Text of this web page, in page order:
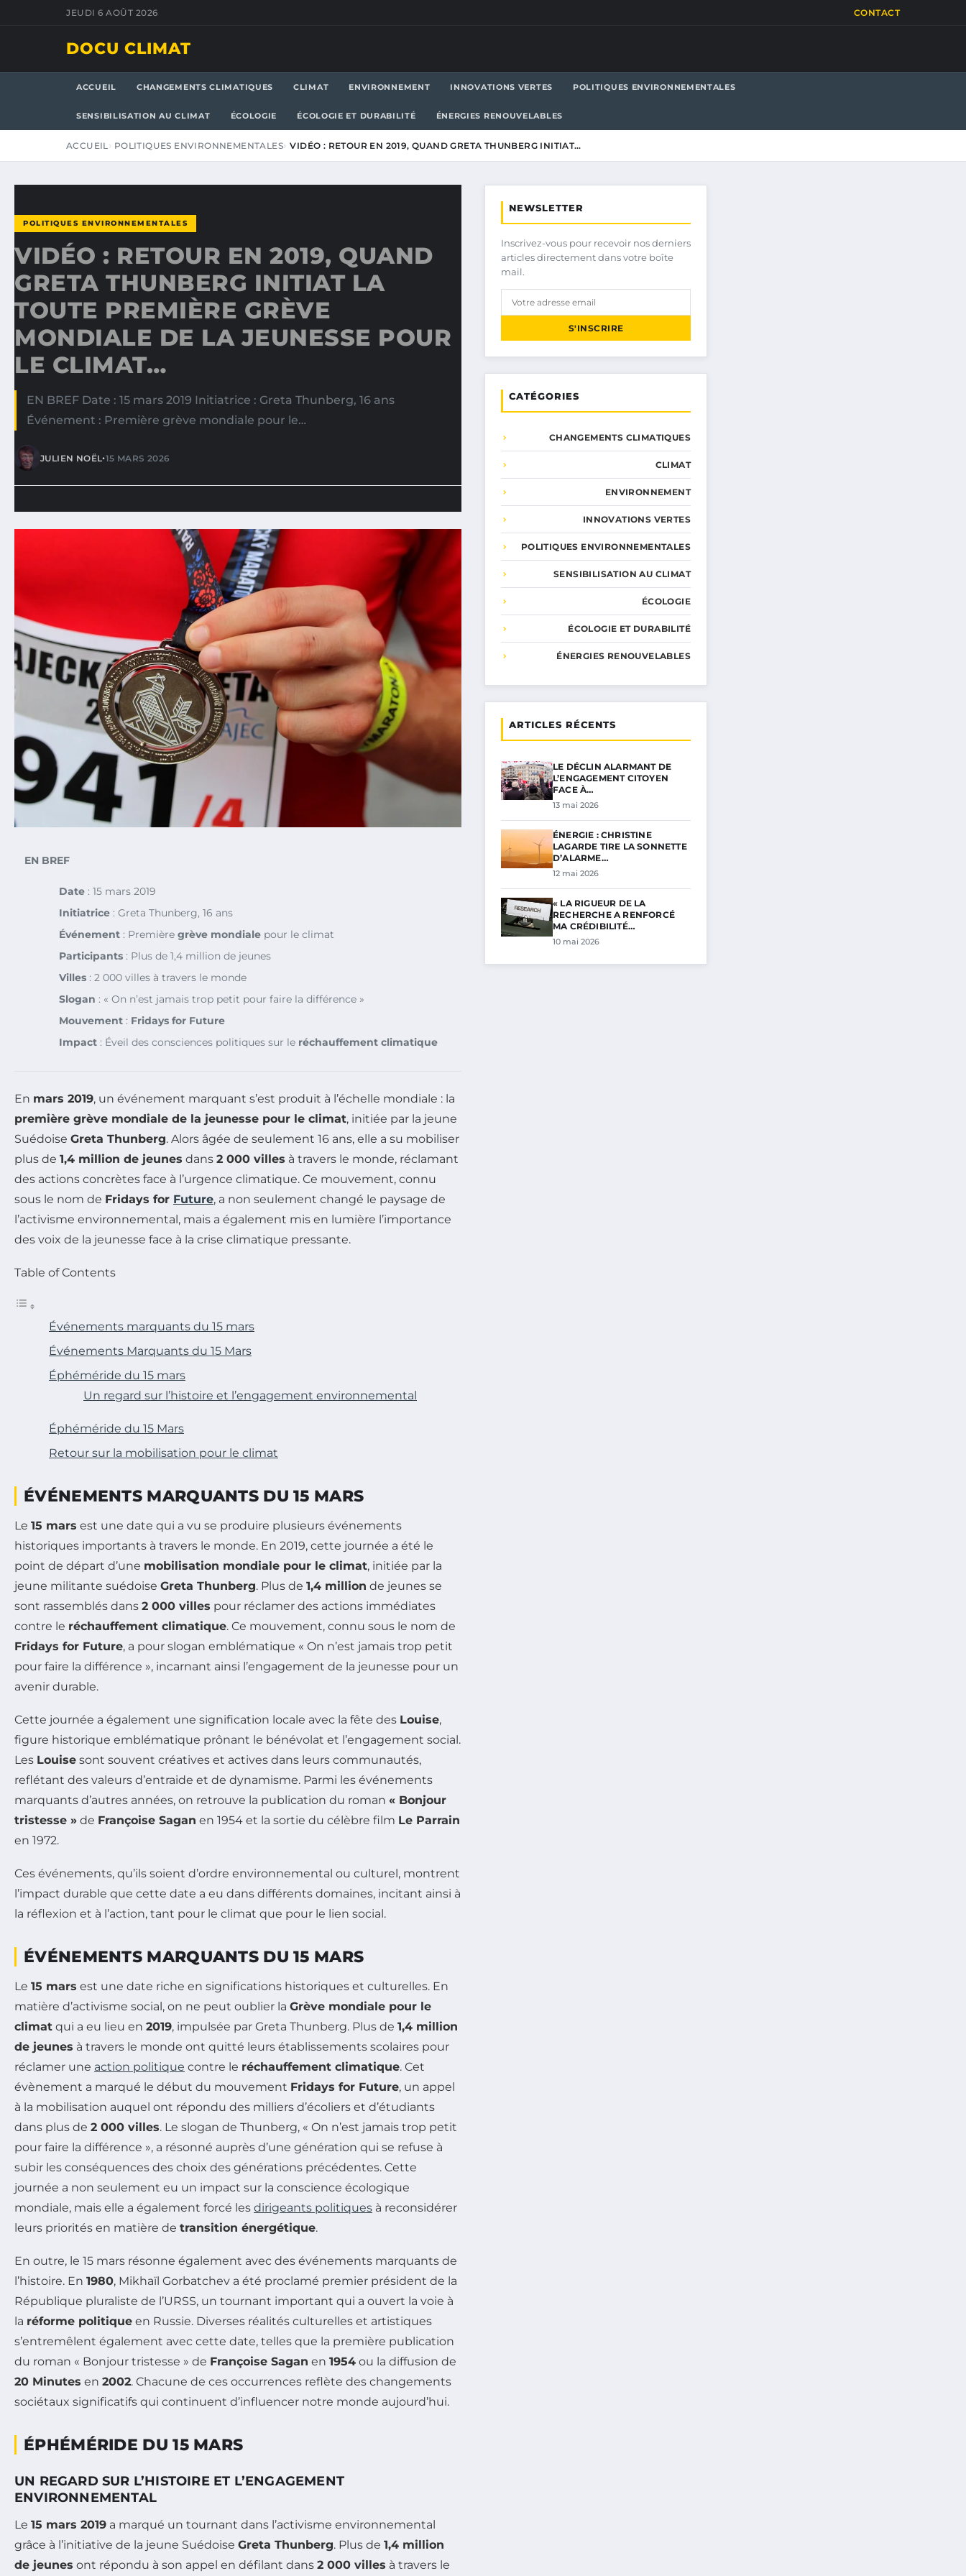
JEUDI 6 AOÛT 2026 CONTACT
DOCU CLIMAT
ACCUEIL CHANGEMENTS CLIMATIQUES CLIMAT ENVIRONNEMENT INNOVATIONS VERTES POLITIQUES ENVIRONNEMENTALES
SENSIBILISATION AU CLIMAT ÉCOLOGIE ÉCOLOGIE ET DURABILITÉ ÉNERGIES RENOUVELABLES
ACCUEIL POLITIQUES ENVIRONNEMENTALES VIDÉO : RETOUR EN 2019, QUAND GRETA THUNBERG INITIAT…
POLITIQUES ENVIRONNEMENTALES
VIDÉO : RETOUR EN 2019, QUAND
GRETA THUNBERG INITIAT LA
TOUTE PREMIÈRE GRÈVE
MONDIALE DE LA JEUNESSE POUR
LE CLIMAT…
EN BREF Date : 15 mars 2019 Initiatrice : Greta Thunberg, 16 ans
Événement : Première grève mondiale pour le…
JULIEN NOËL•15 MARS 2026
EN BREF
Date : 15 mars 2019
Initiatrice : Greta Thunberg, 16 ans
Événement : Première grève mondiale pour le climat
Participants : Plus de 1,4 million de jeunes
Villes : 2 000 villes à travers le monde
Slogan : « On n’est jamais trop petit pour faire la différence »
Mouvement : Fridays for Future
Impact : Éveil des consciences politiques sur le réchauffement climatique
En mars 2019, un événement marquant s’est produit à l’échelle mondiale : la
première grève mondiale de la jeunesse pour le climat, initiée par la jeune
Suédoise Greta Thunberg. Alors âgée de seulement 16 ans, elle a su mobiliser
plus de 1,4 million de jeunes dans 2 000 villes à travers le monde, réclamant
des actions concrètes face à l’urgence climatique. Ce mouvement, connu
sous le nom de Fridays for Future, a non seulement changé le paysage de
l’activisme environnemental, mais a également mis en lumière l’importance
des voix de la jeunesse face à la crise climatique pressante.
Table of Contents
Événements marquants du 15 mars
Événements Marquants du 15 Mars
Éphéméride du 15 mars
Un regard sur l’histoire et l’engagement environnemental
Éphéméride du 15 Mars
Retour sur la mobilisation pour le climat
ÉVÉNEMENTS MARQUANTS DU 15 MARS
Le 15 mars est une date qui a vu se produire plusieurs événements
historiques importants à travers le monde. En 2019, cette journée a été le
point de départ d’une mobilisation mondiale pour le climat, initiée par la
jeune militante suédoise Greta Thunberg. Plus de 1,4 million de jeunes se
sont rassemblés dans 2 000 villes pour réclamer des actions immédiates
contre le réchauffement climatique. Ce mouvement, connu sous le nom de
Fridays for Future, a pour slogan emblématique « On n’est jamais trop petit
pour faire la différence », incarnant ainsi l’engagement de la jeunesse pour un
avenir durable.
Cette journée a également une signification locale avec la fête des Louise,
figure historique emblématique prônant le bénévolat et l’engagement social.
Les Louise sont souvent créatives et actives dans leurs communautés,
reflétant des valeurs d’entraide et de dynamisme. Parmi les événements
marquants d’autres années, on retrouve la publication du roman « Bonjour
tristesse » de Françoise Sagan en 1954 et la sortie du célèbre film Le Parrain
en 1972.
Ces événements, qu’ils soient d’ordre environnemental ou culturel, montrent
l’impact durable que cette date a eu dans différents domaines, incitant ainsi à
la réflexion et à l’action, tant pour le climat que pour le lien social.
ÉVÉNEMENTS MARQUANTS DU 15 MARS
Le 15 mars est une date riche en significations historiques et culturelles. En
matière d’activisme social, on ne peut oublier la Grève mondiale pour le
climat qui a eu lieu en 2019, impulsée par Greta Thunberg. Plus de 1,4 million
de jeunes à travers le monde ont quitté leurs établissements scolaires pour
réclamer une action politique contre le réchauffement climatique. Cet
évènement a marqué le début du mouvement Fridays for Future, un appel
à la mobilisation auquel ont répondu des milliers d’écoliers et d’étudiants
dans plus de 2 000 villes. Le slogan de Thunberg, « On n’est jamais trop petit
pour faire la différence », a résonné auprès d’une génération qui se refuse à
subir les conséquences des choix des générations précédentes. Cette
journée a non seulement eu un impact sur la conscience écologique
mondiale, mais elle a également forcé les dirigeants politiques à reconsidérer
leurs priorités en matière de transition énergétique.
En outre, le 15 mars résonne également avec des événements marquants de
l’histoire. En 1980, Mikhaïl Gorbatchev a été proclamé premier président de la
République pluraliste de l’URSS, un tournant important qui a ouvert la voie à
la réforme politique en Russie. Diverses réalités culturelles et artistiques
s’entremêlent également avec cette date, telles que la première publication
du roman « Bonjour tristesse » de Françoise Sagan en 1954 ou la diffusion de
20 Minutes en 2002. Chacune de ces occurrences reflète des changements
sociétaux significatifs qui continuent d’influencer notre monde aujourd’hui.
ÉPHÉMÉRIDE DU 15 MARS
UN REGARD SUR L’HISTOIRE ET L’ENGAGEMENT
ENVIRONNEMENTAL
Le 15 mars 2019 a marqué un tournant dans l’activisme environnemental
grâce à l’initiative de la jeune Suédoise Greta Thunberg. Plus de 1,4 million
de jeunes ont répondu à son appel en défilant dans 2 000 villes à travers le
NEWSLETTER
Inscrivez-vous pour recevoir nos derniers
articles directement dans votre boîte
mail.
S'INSCRIRE
CATÉGORIES
CHANGEMENTS CLIMATIQUES
CLIMAT
ENVIRONNEMENT
INNOVATIONS VERTES
POLITIQUES ENVIRONNEMENTALES
SENSIBILISATION AU CLIMAT
ÉCOLOGIE
ÉCOLOGIE ET DURABILITÉ
ÉNERGIES RENOUVELABLES
ARTICLES RÉCENTS
LE DÉCLIN ALARMANT DE
L’ENGAGEMENT CITOYEN
FACE À…
13 mai 2026
ÉNERGIE : CHRISTINE
LAGARDE TIRE LA SONNETTE
D’ALARME…
12 mai 2026
« LA RIGUEUR DE LA
RECHERCHE A RENFORCÉ
MA CRÉDIBILITÉ…
10 mai 2026